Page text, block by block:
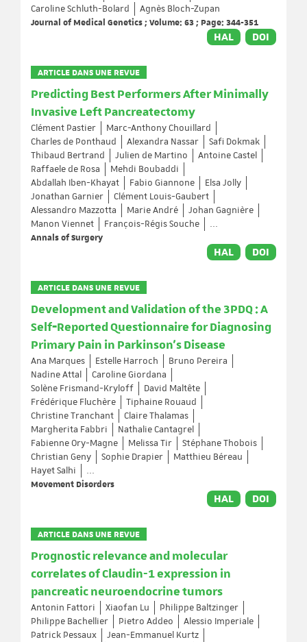
Caroline Schluth-Bolard
Agnès Bloch-Zupan
Journal of Medical Genetics ; Volume: 63 ; Page: 344-351
HAL DOI
ARTICLE DANS UNE REVUE
Predicting Best Performers After Minimally
Invasive Left Pancreatectomy
Clément Pastier
Marc-Anthony Chouillard
Charles de Ponthaud
Alexandra Nassar
Safi Dokmak
Thibaud Bertrand
Julien de Martino
Antoine Castel
Raffaele de Rosa
Mehdi Boubaddi
Abdallah Iben-Khayat
Fabio Giannone
Elsa Jolly
Jonathan Garnier
Clément Louis-Gaubert
Alessandro Mazzotta
Marie André
Johan Gagnière
Manon Viennet
François-Régis Souche
...
Annals of Surgery
HAL DOI
ARTICLE DANS UNE REVUE
Development and Validation of the 3PDQ : A
Self‐Reported Questionnaire for Diagnosing
Primary Pain in Parkinson's Disease
Ana Marques Estelle Harroch
Bruno Pereira
Nadine Attal
Caroline Giordana
Solène Frismand-Kryloff
David Maltête
Frédérique Fluchère
Tiphaine Rouaud
Christine Tranchant
Claire Thalamas
Margherita Fabbri
Nathalie Cantagrel
Fabienne Ory-Magne
Melissa Tir
Stéphane Thobois
Christian Geny
Sophie Drapier
Matthieu Béreau
Hayet Salhi
...
Movement Disorders
HAL DOI
ARTICLE DANS UNE REVUE
Prognostic relevance and molecular
correlates of Claudin-1 expression in
pancreatic neuroendocrine tumors
Antonin Fattori Xiaofan Lu
Philippe Baltzinger
Philippe Bachellier
Pietro Addeo
Alessio Imperiale
Patrick Pessaux
Jean-Emmanuel Kurtz